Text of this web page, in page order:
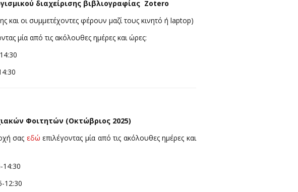
διαχείρισης βιβλιογραφίας Zotero
και οι συμμετέχοντες φέρουν μαζί τους κινητό ή laptop)
μία από τις ακόλουθες ημέρες και ώρες:
Φοιτητών (Οκτώβριος 2025)
σας εδώ επιλέγοντας μία από τις ακόλουθες ημέρες και
14:30
12:30